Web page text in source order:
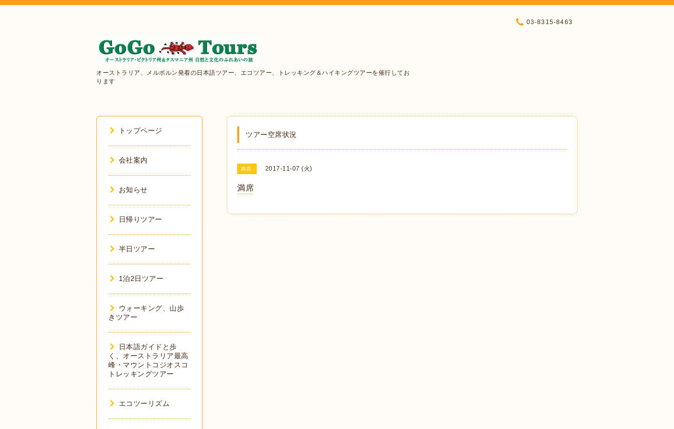
オーストラリア、メルボルン発着の日本語ツアー、エコツアー、トレッキング＆ハイキングツアーを催行してお
ります
03-8315-8463
ツアー空席状況
満席 2017-11-07 (火)
満席
トップページ
会社案内
お知らせ
日帰りツアー
半日ツアー
1泊2日ツアー
ウォーキング、山歩
きツアー
日本語ガイドと歩
く、オーストラリア最高
峰・マウントコジオスコ
トレッキングツアー
エコツーリズム